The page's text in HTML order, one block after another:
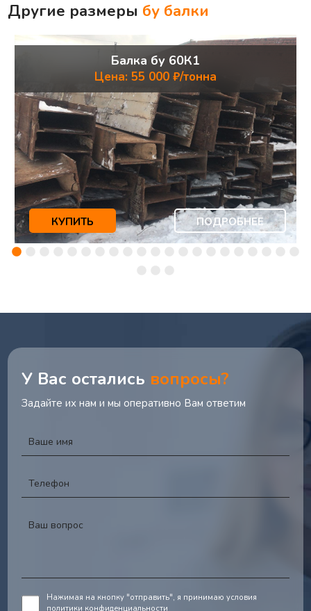
Другие размеры бу балки
Балка бу 60К1
Цена: 55 000 ₽/тонна
КУПИТЬ ПОДРОБНЕЕ
У Вас остались вопросы?
Задайте их нам и мы оперативно Вам ответим
Нажимая на кнопку "отправить", я принимаю условия
политики конфиденциальности